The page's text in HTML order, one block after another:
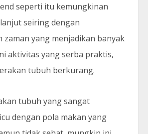
seperti itu kemungkinan
seiring dengan
zaman yang menjadikan banyak
aktivitas yang serba praktis,
tubuh berkurang.
tubuh yang sangat
dengan pola makan yang